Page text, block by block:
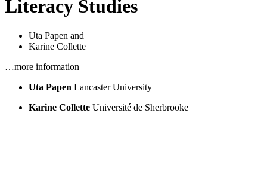
Literacy Studies
Uta Papen and
Karine Collette
…more information
Uta Papen Lancaster University
Karine Collette Université de Sherbrooke